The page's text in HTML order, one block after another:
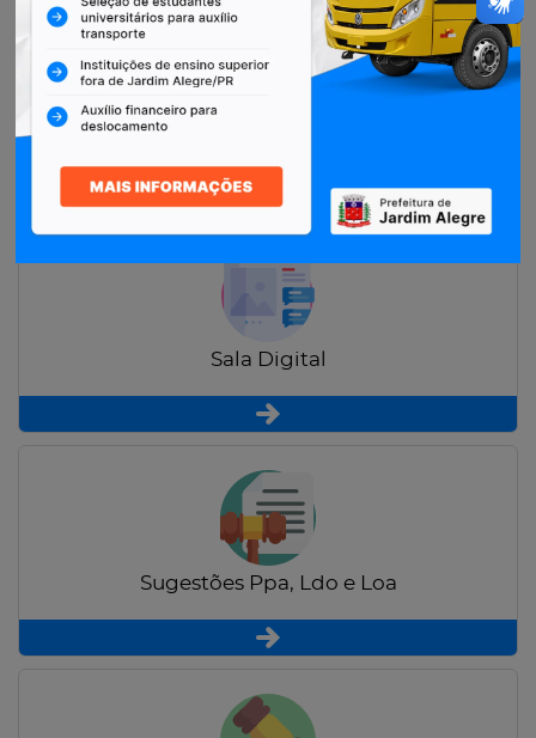
Restituição de Contribuintes
Sala Digital
Sugestões Ppa, Ldo e Loa